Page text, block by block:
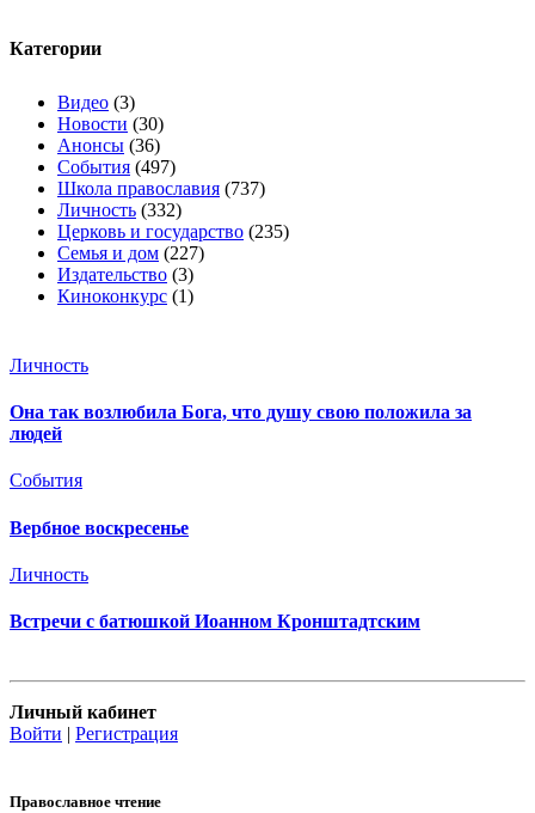
Категории
Видео (3)
Новости (30)
Анонсы (36)
События (497)
Школа православия (737)
Личность (332)
Церковь и государство (235)
Семья и дом (227)
Издательство (3)
Киноконкурс (1)
Личность
Она так возлюбила Бога, что душу свою положила за
людей
События
Вербное воскресенье
Личность
Встречи с батюшкой Иоанном Кронштадтским
Личный кабинет
Войти | Регистрация
Православное чтение